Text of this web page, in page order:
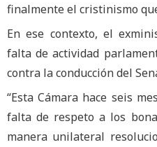
finalmente el cristinismo
En ese contexto, el
falta de actividad
contra la conducción del
“Esta Cámara hace seis
falta de respeto a los
manera unilateral